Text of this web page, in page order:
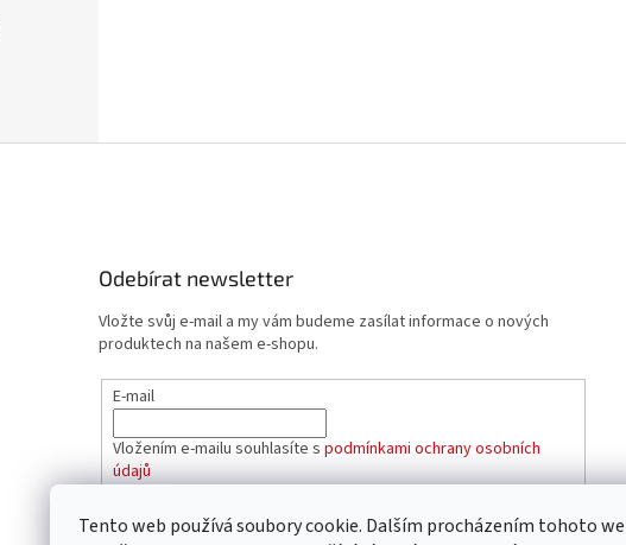
Tento web používá soubory cookie. Dalším procházením tohoto
Odebírat newsletter
Vložte svůj e-mail a my vám budeme zasílat informace o nových
produktech na našem e-shopu.
E-mail
Vložením e-mailu souhlasíte s podmínkami ochrany osobních
údajů
PŘIHLÁSIT SE